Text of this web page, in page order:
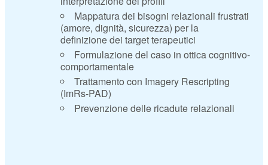
Mappatura dei bisogni relazionali frustrati
(amore, dignità, sicurezza) per la
definizione dei target terapeutici
Formulazione del caso in ottica cognitivo-
comportamentale
Trattamento con Imagery Rescripting
(ImRs-PAD)
Prevenzione delle ricadute relazionali